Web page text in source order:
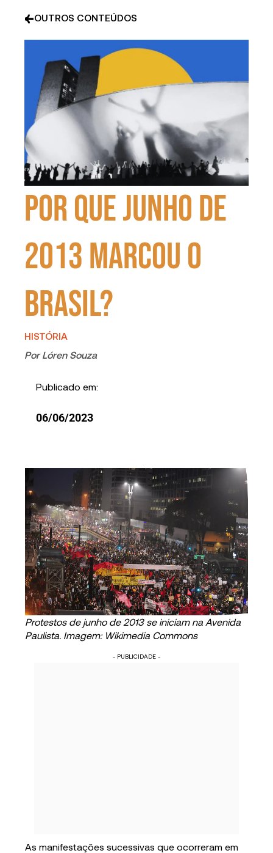
OUTROS CONTEÚDOS
Por que junho de
2013 marcou o
Brasil?
HISTÓRIA
Por Lóren Souza
Publicado em:
06/06/2023
Protestos de junho de 2013 se iniciam na Avenida
Paulista. Imagem: Wikimedia Commons
- PUBLICIDADE -
As manifestações sucessivas que ocorreram em